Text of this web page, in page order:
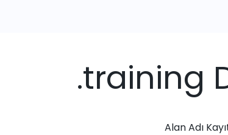
.training
Alan Adı